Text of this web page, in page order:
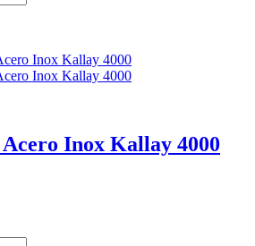
Inox Kallay 4000